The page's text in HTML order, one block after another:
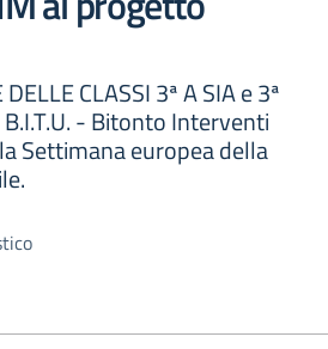
CLASSI 3ª A SIA e 3ª
- Bitonto Interventi
Settimana europea della